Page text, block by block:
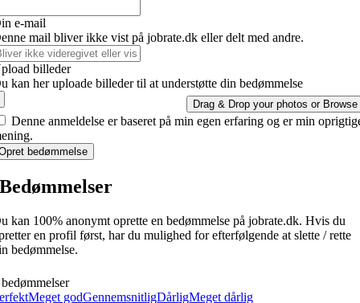
e-mail
mail bliver ikke vist på jobrate.dk eller delt med andre.
billeder
kan her uploade billeder til at understøtte din bedømmelse
Drag & Drop your photos or Browse
Denne anmeldelse er baseret på min egen erfaring og er min
bedømmelse
Bedømmelser
kan 100% anonymt oprette en bedømmelse på jobrate.dk. Hvis du
en profil først, har du mulighed for efterfølgende at slette / rette
bedømmelse.
Meget godGennemsnitligDårligMeget dårlig